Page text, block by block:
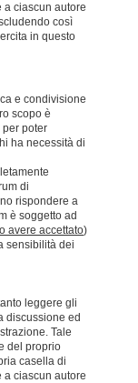
a ciascun autore
così
in questo
e condivisione
scopo è
per poter
ha necessità di
di
rispondere a
è soggetto ad
avere accettato)
sensibilità dei
leggere gli
discussione ed
Tale
del proprio
casella di
a ciascun autore